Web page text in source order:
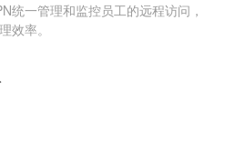
统一管理和监控员工的远程访问，
效率。